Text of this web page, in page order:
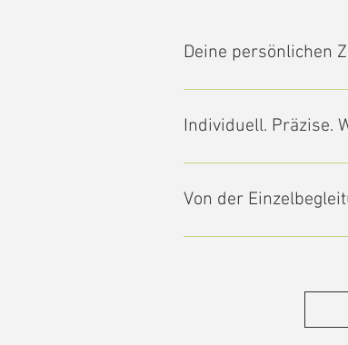
Deine persönlichen
Stabilität
Individuell. Präzise.
sodass du präzise und
Von der